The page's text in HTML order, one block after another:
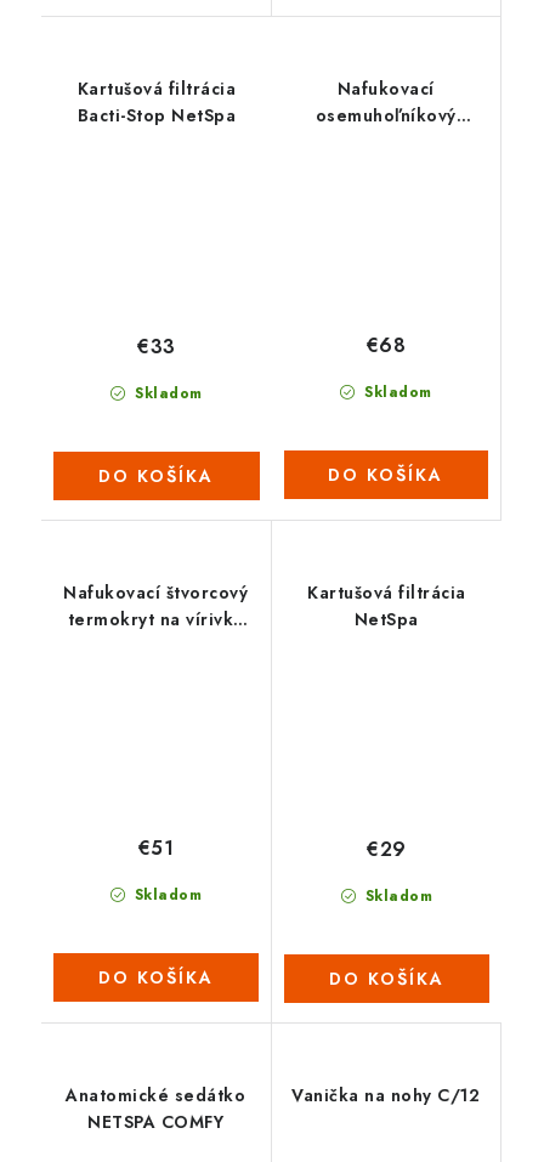
Kartušová filtrácia
Bacti-Stop NetSpa
Skladom
€33
DO KOŠÍKA
Nafukovací
osemuhoľníkový
Skladom
€68
DO KOŠÍKA
Nafukovací štvorcový
termokryt na vírivku
Skladom
€51
DO KOŠÍKA
Kartušová filtrácia
NetSpa
Skladom
€29
DO KOŠÍKA
Anatomické sedátko
NETSPA COMFY
Vanička na nohy C/12